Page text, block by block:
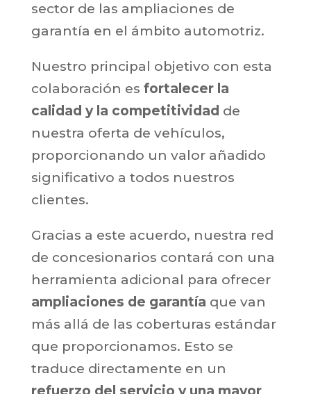
sector de las ampliaciones de
garantía en el ámbito automotriz.
Nuestro principal objetivo con esta
colaboración es fortalecer la
calidad y la competitividad de
nuestra oferta de vehículos,
proporcionando un valor añadido
significativo a todos nuestros
clientes.
Gracias a este acuerdo, nuestra red
de concesionarios contará con una
herramienta adicional para ofrecer
ampliaciones de garantía que van
más allá de las coberturas estándar
que proporcionamos. Esto se
traduce directamente en un